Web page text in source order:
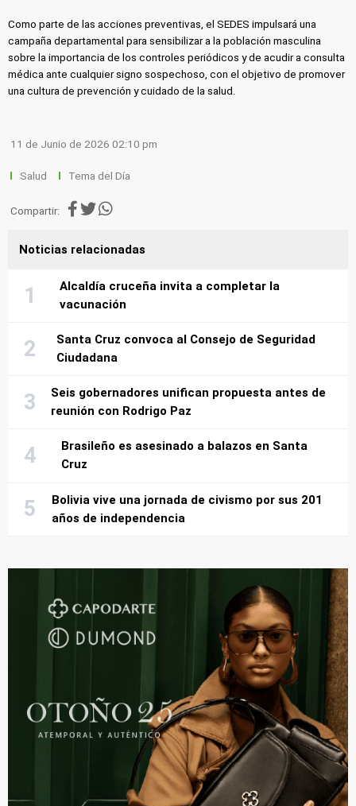
Como parte de las acciones preventivas, el SEDES impulsará una
campaña departamental para sensibilizar a la población masculina
sobre la importancia de los controles periódicos y de acudir a consulta
médica ante cualquier signo sospechoso, con el objetivo de promover
una cultura de prevención y cuidado de la salud.
11 de Junio de 2026 02:10 pm
Salud Tema del Día
Compartir:
Noticias relacionadas
Alcaldía cruceña invita a completar la
vacunación
Santa Cruz convoca al Consejo de Seguridad
Ciudadana
Seis gobernadores unifican propuesta antes de
reunión con Rodrigo Paz
Brasileño es asesinado a balazos en Santa
Cruz
Bolivia vive una jornada de civismo por sus 201
años de independencia